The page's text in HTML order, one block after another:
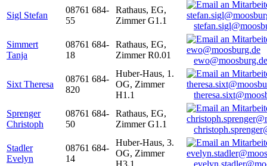
Sigl Stefan
08761 684-
55
Rathaus, EG,
Zimmer G1.1
Simmert
Tanja
08761 684-
18
Rathaus, EG,
Zimmer R0.01
ewo@moosburg.de
Sixt Theresa
08761 684-
820
Huber-Haus, 1.
OG, Zimmer
H1.1
Sprenger
Christoph
08761 684-
50
Rathaus, EG,
Zimmer G1.1
Stadler
Evelyn
08761 684-
14
Huber-Haus, 3.
OG, Zimmer
H3.1